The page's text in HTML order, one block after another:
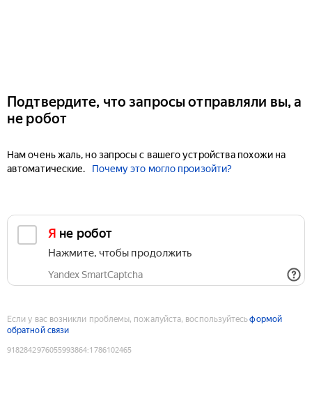
Подтвердите, что запросы отправляли вы, а
не робот
Нам очень жаль, но запросы с вашего устройства похожи на
автоматические.
Почему это могло произойти?
Я не робот
Нажмите, чтобы продолжить
Yandex SmartCaptcha
Если у вас возникли проблемы, пожалуйста, воспользуйтесьформой
обратной связи
9182842976055993864:1786102465